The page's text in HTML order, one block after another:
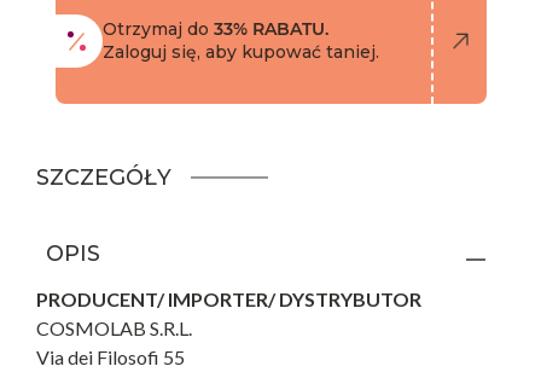
Otrzymaj do 33% RABATU.
Zaloguj się, aby kupować taniej.
SZCZEGÓŁY
OPIS
PRODUCENT/ IMPORTER/ DYSTRYBUTOR
COSMOLAB S.R.L.
Via dei Filosofi 55